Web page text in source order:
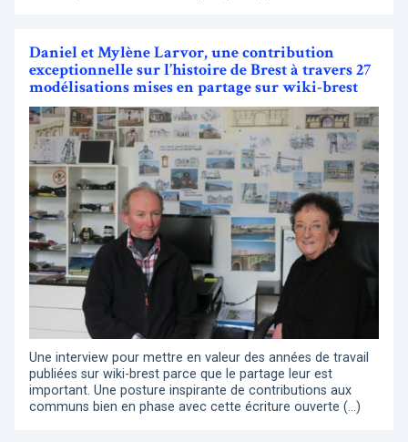
Daniel et Mylène Larvor, une contribution
exceptionnelle sur l’histoire de Brest à travers 27
modélisations mises en partage sur wiki-brest
Une interview pour mettre en valeur des années de travail
publiées sur wiki-brest parce que le partage leur est
important. Une posture inspirante de contributions aux
communs bien en phase avec cette écriture ouverte (…)